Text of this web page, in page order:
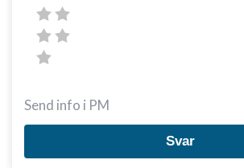
Send info i PM
Svar